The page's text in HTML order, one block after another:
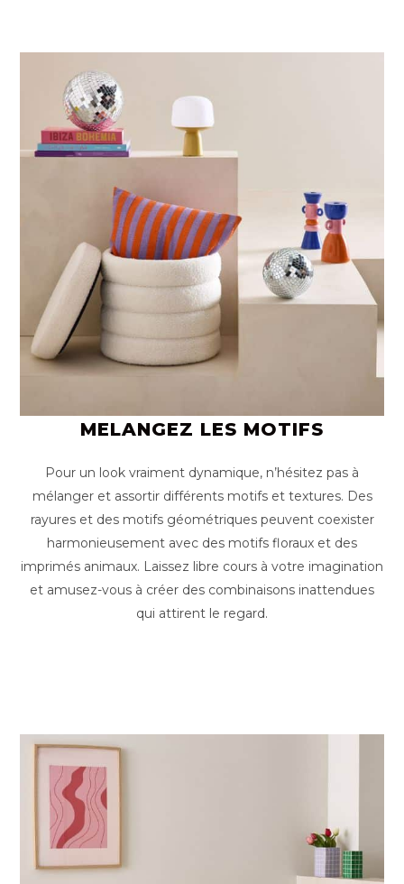
MELANGEZ LES MOTIFS
Pour un look vraiment dynamique, n’hésitez pas à
mélanger et assortir différents motifs et textures. Des
rayures et des motifs géométriques peuvent coexister
harmonieusement avec des motifs floraux et des
imprimés animaux. Laissez libre cours à votre imagination
et amusez-vous à créer des combinaisons inattendues
qui attirent le regard.